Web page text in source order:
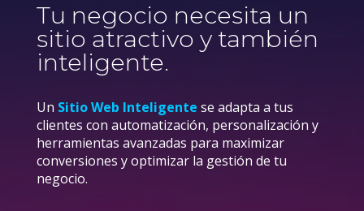
Tu negocio necesita un
sitio atractivo y también
inteligente.
Un Sitio Web Inteligente se adapta a tus
clientes con automatización, personalización y
herramientas avanzadas para maximizar
conversiones y optimizar la gestión de tu
negocio.